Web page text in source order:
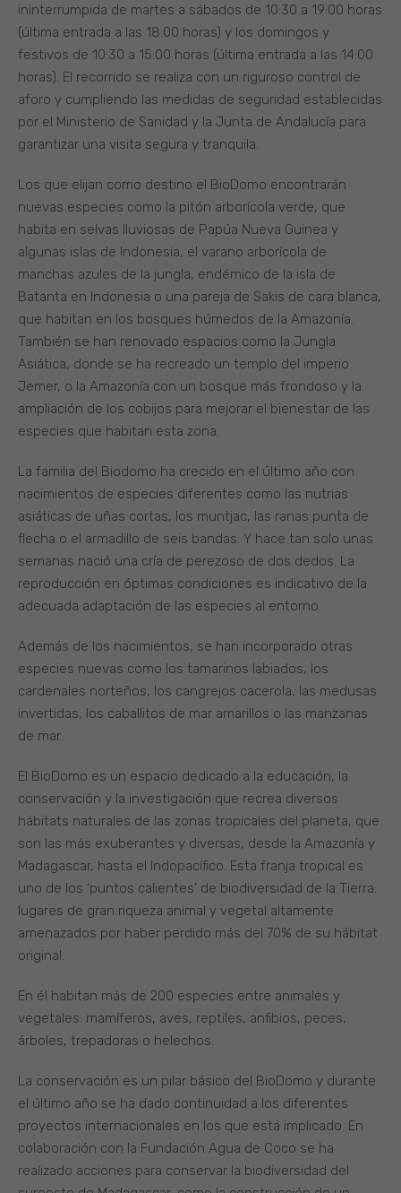
ininterrumpida de martes a sábados de 10:30 a 19:00 horas
(última entrada a las 18:00 horas) y los domingos y
festivos de 10:30 a 15:00 horas (última entrada a las 14:00
horas). El recorrido se realiza con un riguroso control de
aforo y cumpliendo las medidas de seguridad establecidas
por el Ministerio de Sanidad y la Junta de Andalucía para
garantizar una visita segura y tranquila.
Los que elijan como destino el BioDomo encontrarán
nuevas especies como la pitón arborícola verde, que
habita en selvas lluviosas de Papúa Nueva Guinea y
algunas islas de Indonesia, el varano arborícola de
manchas azules de la jungla, endémico de la isla de
Batanta en Indonesia o una pareja de Sakis de cara blanca,
que habitan en los bosques húmedos de la Amazonía.
También se han renovado espacios como la Jungla
Asiática, donde se ha recreado un templo del imperio
Jemer, o la Amazonía con un bosque más frondoso y la
ampliación de los cobijos para mejorar el bienestar de las
especies que habitan esta zona.
La familia del Biodomo ha crecido en el último año con
nacimientos de especies diferentes como las nutrias
asiáticas de uñas cortas, los muntjac, las ranas punta de
flecha o el armadillo de seis bandas. Y hace tan solo unas
semanas nació una cría de perezoso de dos dedos. La
reproducción en óptimas condiciones es indicativo de la
adecuada adaptación de las especies al entorno.
Además de los nacimientos, se han incorporado otras
especies nuevas como los tamarinos labiados, los
cardenales norteños, los cangrejos cacerola, las medusas
invertidas, los caballitos de mar amarillos o las manzanas
de mar.
El BioDomo es un espacio dedicado a la educación, la
conservación y la investigación que recrea diversos
hábitats naturales de las zonas tropicales del planeta, que
son las más exuberantes y diversas, desde la Amazonía y
Madagascar, hasta el Indopacífico. Esta franja tropical es
uno de los ‘puntos calientes’ de biodiversidad de la Tierra:
lugares de gran riqueza animal y vegetal altamente
amenazados por haber perdido más del 70% de su hábitat
original.
En él habitan más de 200 especies entre animales y
vegetales: mamíferos, aves, reptiles, anfibios, peces,
árboles, trepadoras o helechos.
La conservación es un pilar básico del BioDomo y durante
el último año se ha dado continuidad a los diferentes
proyectos internacionales en los que está implicado. En
colaboración con la Fundación Agua de Coco se ha
realizado acciones para conservar la biodiversidad del